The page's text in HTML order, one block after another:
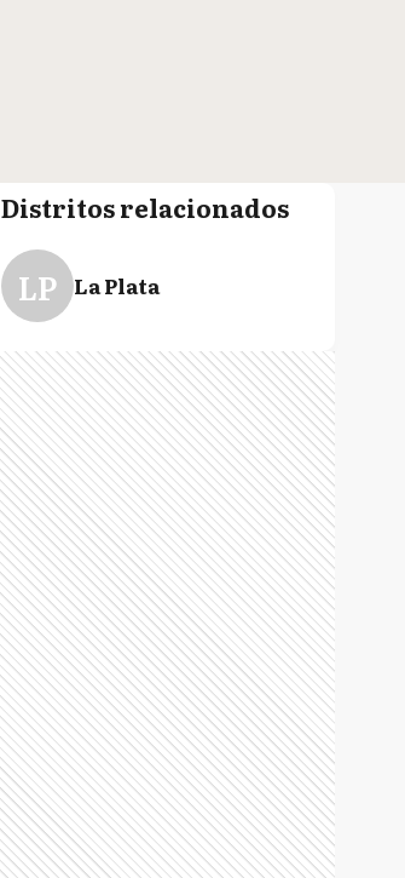
Distritos relacionados
LP La Plata